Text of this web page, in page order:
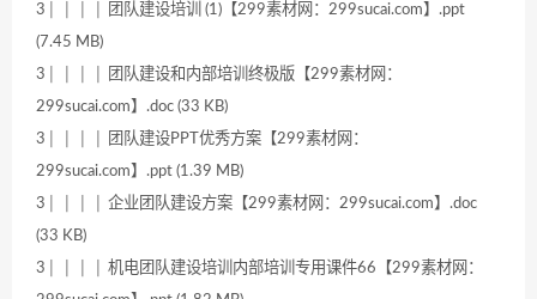
3│ │ │ │ 团队建设培训 (1)【299素材网：299sucai.com】.ppt
(7.45 MB)
3│ │ │ │ 团队建设和内部培训终极版【299素材网：
299sucai.com】.doc (33 KB)
3│ │ │ │ 团队建设PPT优秀方案【299素材网：
299sucai.com】.ppt (1.39 MB)
3│ │ │ │ 企业团队建设方案【299素材网：299sucai.com】.doc
(33 KB)
3│ │ │ │ 机电团队建设培训内部培训专用课件66【299素材网：